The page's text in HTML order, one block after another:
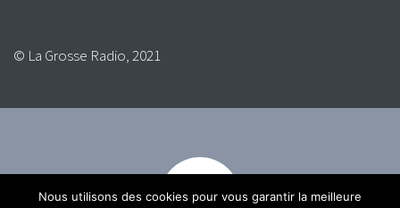
© La Grosse Radio, 2021
Nous utilisons des cookies pour vous garantir la meilleure